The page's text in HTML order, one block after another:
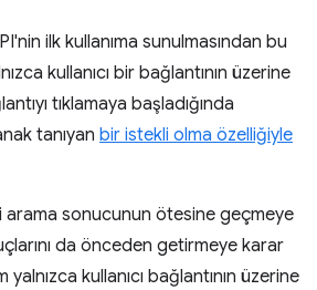
ilk kullanıma sunulmasından bu
kullanıcı bir bağlantının üzerine
tıklamaya başladığında
tanıyan bir istekli olma özelliğiyle
arama sonucunun ötesine geçmeye
da önceden getirmeye karar
kullanıcı bağlantının üzerine